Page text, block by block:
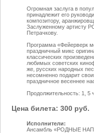
Огромная заслуга в
принадлежит его
композитору,
Заслуженному артисту
Петрачкову.
Программа «Фейерверк
праздничный микс
классических
любимых советских
же, русских народных
несомненно подарит
праздничное весеннее
Продолжительность: 1, 5
Цена билета: 300 руб.
Исполнители:
Ансамбль «РОДНЫЕ